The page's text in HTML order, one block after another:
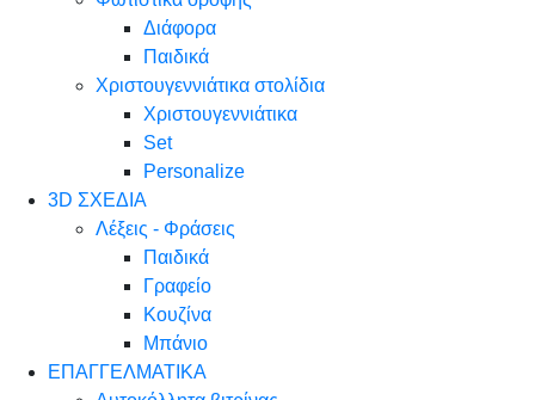
Διάφορα
Παιδικά
Χριστουγεννιάτικα στολίδια
Χριστουγεννιάτικα
Set
Personalize
3D ΣΧΕΔΙΑ
Λέξεις - Φράσεις
Παιδικά
Γραφείο
Κουζίνα
Μπάνιο
ΕΠΑΓΓΕΛΜΑΤΙΚΑ